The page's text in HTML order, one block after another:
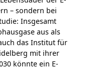
– sondern bei
Insgesamt
aus als
das Institut für
mit ihrer
könnte ein E-